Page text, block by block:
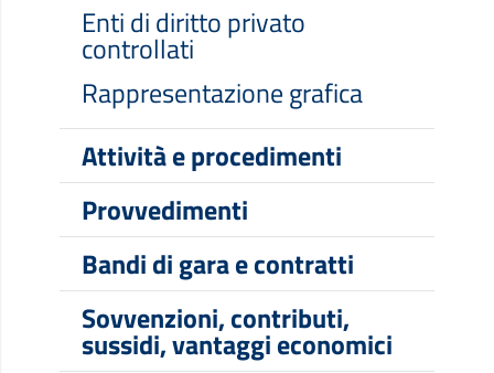
Enti di diritto privato
controllati
Rappresentazione grafica
Attività e procedimenti
Provvedimenti
Bandi di gara e contratti
Sovvenzioni, contributi,
sussidi, vantaggi economici